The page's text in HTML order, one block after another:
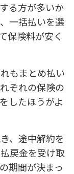
る方が多いか
一括払いを選
保険料が安く
もまとめ払い
ぞれの保険の
したほうがよ
、途中解約を
戻金を受け取
期間が決まっ